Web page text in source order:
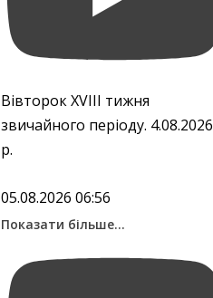
Вівторок ХVІІІ тижня
звичайного періоду. 4.08.2026
р.
05.08.2026 06:56
Показати більше...